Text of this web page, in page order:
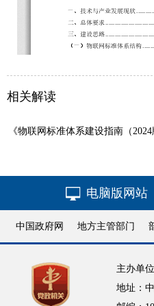
相关解读
《物联网标准体系建设指南（
电脑版网站
中国政府网 地方主管部门
主办单
地址：